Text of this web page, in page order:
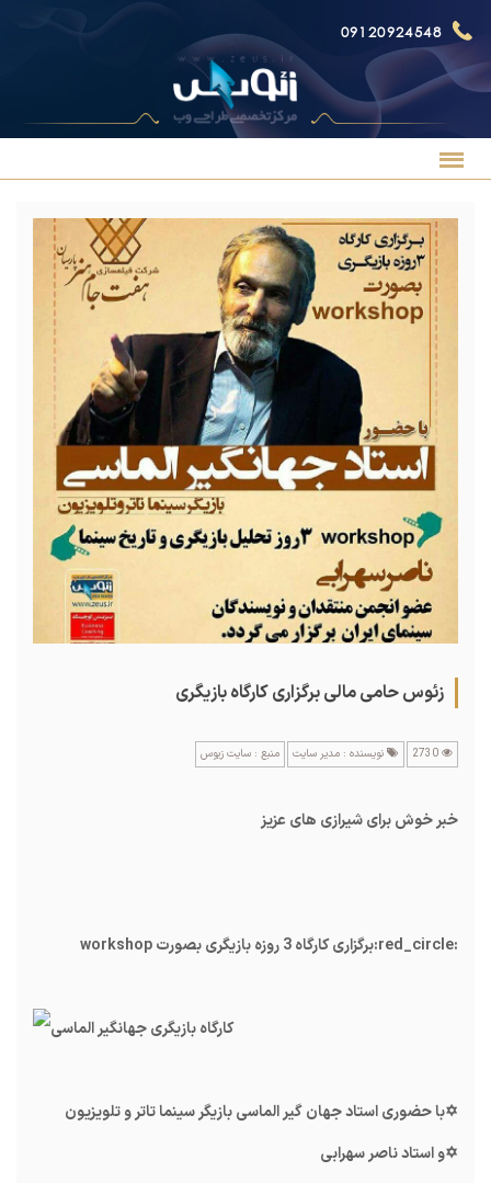
09120924548
زئوس حامی مالی برگزاری کارگاه بازیگری
نویسنده : مدیر سایت منبع : سایت زیوس
خبر خوش برای شیرازی های عزیز
:red_circle: برگزاری کارگاه 3 روزه بازیگری بصورت workshop
✡با حضوری استاد جهان گیر الماسی بازیگر سینما تاتر و تلویزیون
✡و استاد ناصر سهرابی